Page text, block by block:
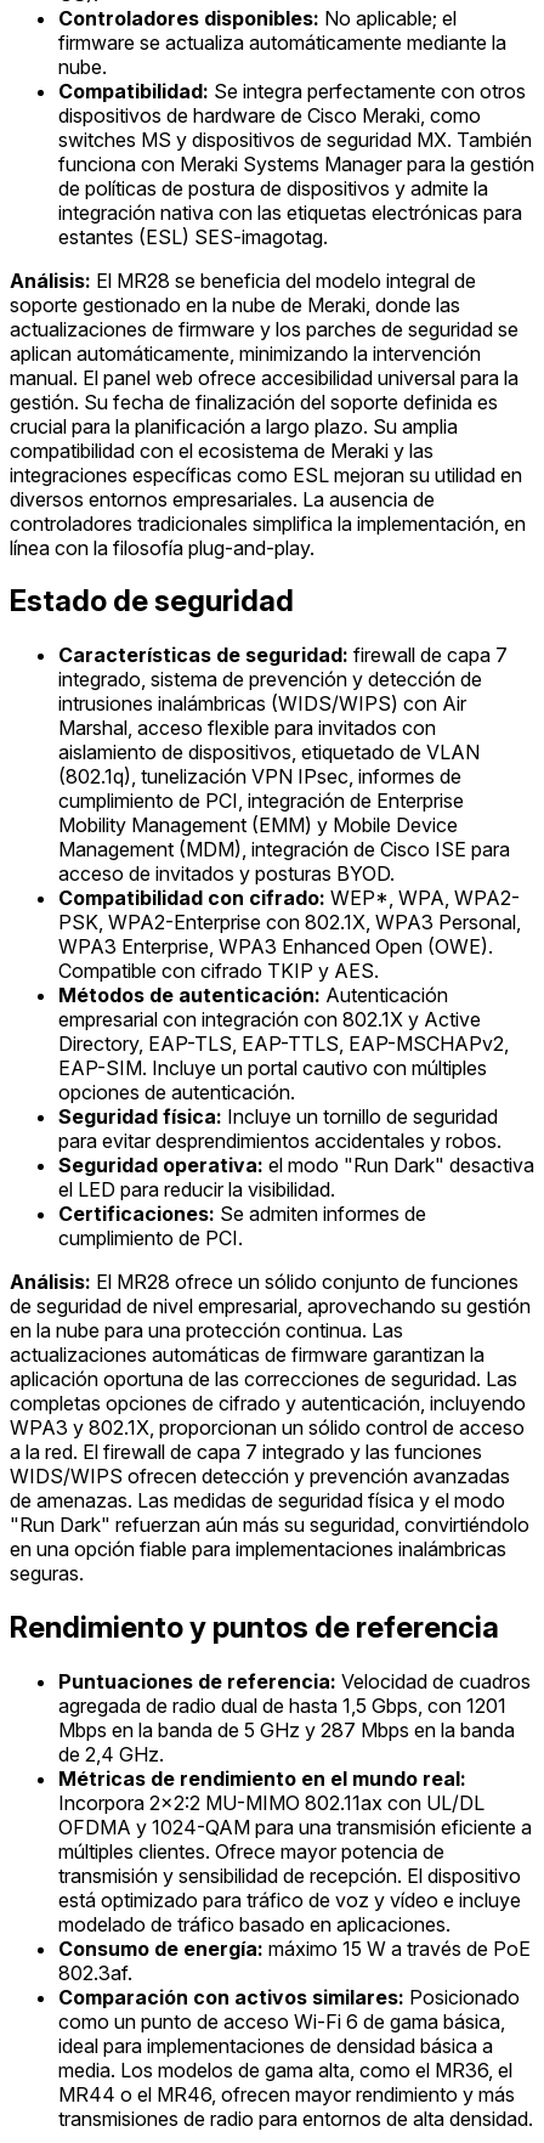
Controladores disponibles: No aplicable; el
firmware se actualiza automáticamente mediante la
nube.
Compatibilidad: Se integra perfectamente con otros
dispositivos de hardware de Cisco Meraki, como
switches MS y dispositivos de seguridad MX. También
funciona con Meraki Systems Manager para la gestión
de políticas de postura de dispositivos y admite la
integración nativa con las etiquetas electrónicas para
estantes (ESL) SES-imagotag.
Análisis: El MR28 se beneficia del modelo integral de
soporte gestionado en la nube de Meraki, donde las
actualizaciones de firmware y los parches de seguridad se
aplican automáticamente, minimizando la intervención
manual. El panel web ofrece accesibilidad universal para la
gestión. Su fecha de finalización del soporte definida es
crucial para la planificación a largo plazo. Su amplia
compatibilidad con el ecosistema de Meraki y las
integraciones específicas como ESL mejoran su utilidad en
diversos entornos empresariales. La ausencia de
controladores tradicionales simplifica la implementación, en
línea con la filosofía plug-and-play.
Estado de seguridad
Características de seguridad: firewall de capa 7
integrado, sistema de prevención y detección de
intrusiones inalámbricas (WIDS/WIPS) con Air
Marshal, acceso flexible para invitados con
aislamiento de dispositivos, etiquetado de VLAN
(802.1q), tunelización VPN IPsec, informes de
cumplimiento de PCI, integración de Enterprise
Mobility Management (EMM) y Mobile Device
Management (MDM), integración de Cisco ISE para
acceso de invitados y posturas BYOD.
Compatibilidad con cifrado: WEP*, WPA, WPA2-
PSK, WPA2-Enterprise con 802.1X, WPA3 Personal,
WPA3 Enterprise, WPA3 Enhanced Open (OWE).
Compatible con cifrado TKIP y AES.
Métodos de autenticación: Autenticación
empresarial con integración con 802.1X y Active
Directory, EAP-TLS, EAP-TTLS, EAP-MSCHAPv2,
EAP-SIM. Incluye un portal cautivo con múltiples
opciones de autenticación.
Seguridad física: Incluye un tornillo de seguridad
para evitar desprendimientos accidentales y robos.
Seguridad operativa: el modo "Run Dark" desactiva
el LED para reducir la visibilidad.
Certificaciones: Se admiten informes de
cumplimiento de PCI.
Análisis: El MR28 ofrece un sólido conjunto de funciones
de seguridad de nivel empresarial, aprovechando su gestión
en la nube para una protección continua. Las
actualizaciones automáticas de firmware garantizan la
aplicación oportuna de las correcciones de seguridad. Las
completas opciones de cifrado y autenticación, incluyendo
WPA3 y 802.1X, proporcionan un sólido control de acceso
a la red. El firewall de capa 7 integrado y las funciones
WIDS/WIPS ofrecen detección y prevención avanzadas
de amenazas. Las medidas de seguridad física y el modo
"Run Dark" refuerzan aún más su seguridad, convirtiéndolo
en una opción fiable para implementaciones inalámbricas
seguras.
Rendimiento y puntos de referencia
Puntuaciones de referencia: Velocidad de cuadros
agregada de radio dual de hasta 1,5 Gbps, con 1201
Mbps en la banda de 5 GHz y 287 Mbps en la banda
de 2,4 GHz.
Métricas de rendimiento en el mundo real:
Incorpora 2x2:2 MU-MIMO 802.11ax con UL/DL
OFDMA y 1024-QAM para una transmisión eficiente a
múltiples clientes. Ofrece mayor potencia de
transmisión y sensibilidad de recepción. El dispositivo
está optimizado para tráfico de voz y vídeo e incluye
modelado de tráfico basado en aplicaciones.
Consumo de energía: máximo 15 W a través de PoE
802.3af.
Comparación con activos similares: Posicionado
como un punto de acceso Wi-Fi 6 de gama básica,
ideal para implementaciones de densidad básica a
media. Los modelos de gama alta, como el MR36, el
MR44 o el MR46, ofrecen mayor rendimiento y más
transmisiones de radio para entornos de alta densidad.